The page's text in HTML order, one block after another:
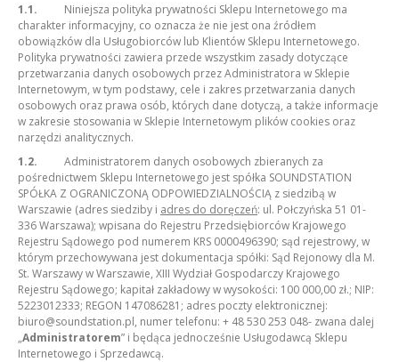
1.1. Niniejsza polityka prywatności Sklepu Internetowego ma
charakter informacyjny, co oznacza że nie jest ona źródłem
obowiązków dla Usługobiorców lub Klientów Sklepu Internetowego.
Polityka prywatności zawiera przede wszystkim zasady dotyczące
przetwarzania danych osobowych przez Administratora w Sklepie
Internetowym, w tym podstawy, cele i zakres przetwarzania danych
osobowych oraz prawa osób, których dane dotyczą, a także informacje
w zakresie stosowania w Sklepie Internetowym plików cookies oraz
narzędzi analitycznych.
1.2. Administratorem danych osobowych zbieranych za
pośrednictwem Sklepu Internetowego jest spółka SOUNDSTATION
SPÓŁKA Z OGRANICZONĄ ODPOWIEDZIALNOŚCIĄ z siedzibą w
Warszawie (adres siedziby i adres do doręczeń: ul. Połczyńska 51 01-
336 Warszawa); wpisana do Rejestru Przedsiębiorców Krajowego
Rejestru Sądowego pod numerem KRS 0000496390; sąd rejestrowy, w
którym przechowywana jest dokumentacja spółki: Sąd Rejonowy dla M.
St. Warszawy w Warszawie, XIII Wydział Gospodarczy Krajowego
Rejestru Sądowego; kapitał zakładowy w wysokości: 100 000,00 zł.; NIP:
5223012333; REGON 147086281; adres poczty elektronicznej:
biuro@soundstation.pl, numer telefonu: + 48 530 253 048- zwana dalej
„Administratorem” i będąca jednocześnie Usługodawcą Sklepu
Internetowego i Sprzedawcą.